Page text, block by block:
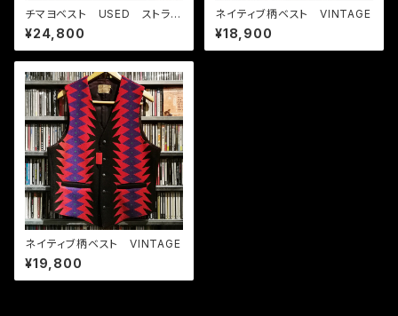
チマヨベスト USED ストライ
プ ブラウン
¥24,800
ネイティブ柄ベスト VINTAGE
¥18,900
ネイティブ柄ベスト VINTAGE
¥19,800